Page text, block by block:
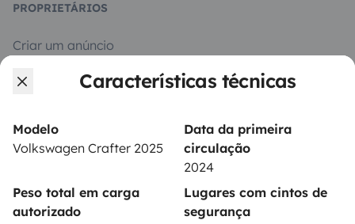
Características técnicas
Modelo
Volkswagen Crafter 2025
Data da primeira
circulação
2024
Peso total em carga
autorizado
Lugares com cintos de
segurança
PROPRIETÁRIOS
Criar um anúncio
Contrato de aluguer
Assistências de aluguer